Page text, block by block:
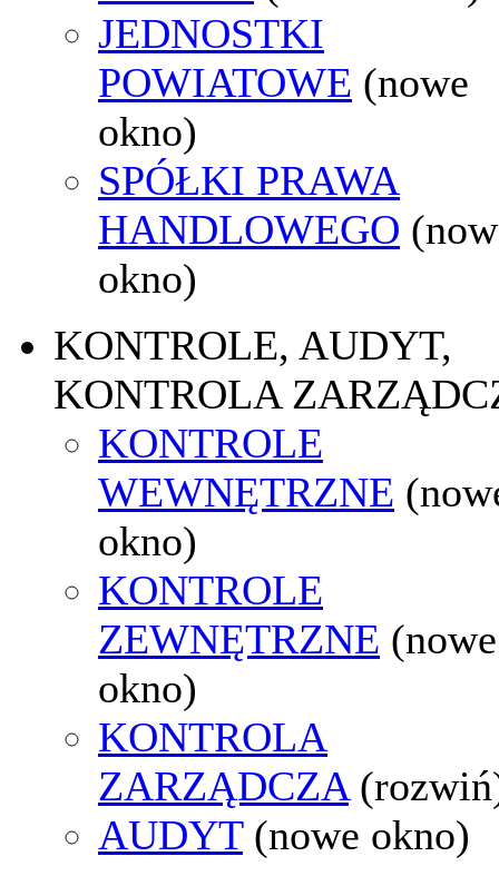
JEDNOSTKI
POWIATOWE (nowe
okno)
SPÓŁKI PRAWA
HANDLOWEGO
okno)
KONTROLE, AUDYT,
KONTROLA
KONTROLE
WEWNĘTRZNE
okno)
KONTROLE
ZEWNĘTRZNE (nowe
okno)
KONTROLA
ZARZĄDCZA
AUDYT (nowe okno)